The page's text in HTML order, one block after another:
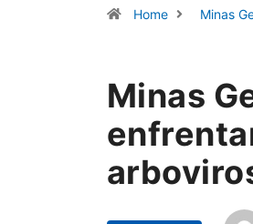
Home Minas
Minas